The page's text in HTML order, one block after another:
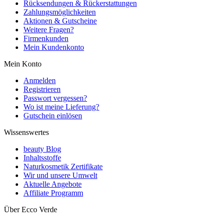
Rücksendungen & Rückerstattungen
Zahlungsmöglichkeiten
Aktionen & Gutscheine
Weitere Fragen?
Firmenkunden
Mein Kundenkonto
Mein Konto
Anmelden
Registrieren
Passwort vergessen?
Wo ist meine Lieferung?
Gutschein einlösen
Wissenswertes
beauty Blog
Inhaltsstoffe
Naturkosmetik Zertifikate
Wir und unsere Umwelt
Aktuelle Angebote
Affiliate Programm
Über Ecco Verde